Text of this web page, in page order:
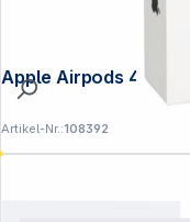
Apple Airpods 4
Artikel-Nr.:108392